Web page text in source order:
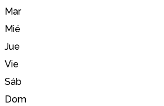
Mar
Mié
Jue
Vie
Sáb
Dom